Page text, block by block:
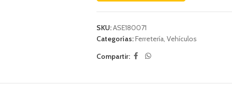
SKU:ASE180071
Categorías:Ferretería, Vehículos
Compartir: